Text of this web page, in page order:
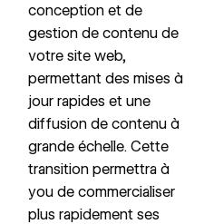
conception et de
gestion de contenu de
votre site web,
permettant des mises à
jour rapides et une
diffusion de contenu à
grande échelle. Cette
transition permettra à
you de commercialiser
plus rapidement ses